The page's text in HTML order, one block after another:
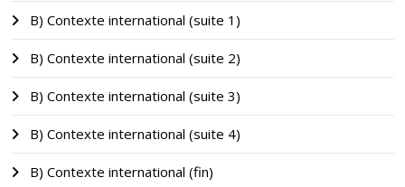
B) Contexte international (suite 1)
B) Contexte international (suite 2)
B) Contexte international (suite 3)
B) Contexte international (suite 4)
B) Contexte international (fin)